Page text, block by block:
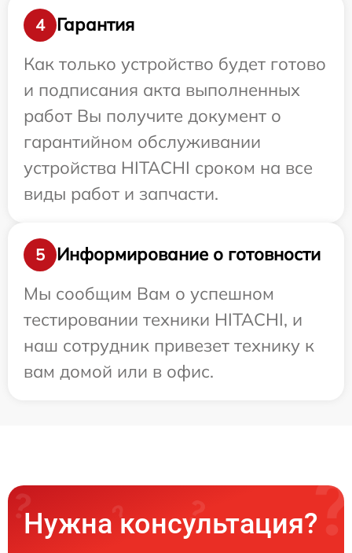
4
Гарантия
Как только устройство будет готово
и подписания акта выполненных
работ Вы получите документ о
гарантийном обслуживании
устройства HITACHI сроком на все
виды работ и запчасти.
5
Информирование о готовности
Мы сообщим Вам о успешном
тестировании техники HITACHI, и
наш сотрудник привезет технику к
вам домой или в офис.
Нужна консультация?